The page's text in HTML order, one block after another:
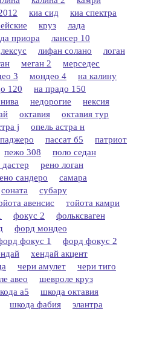
киа сид
киа спектра
круз
лада
приора
лансер 10
лексус лифан солано
логан
меган 2
мерседес
3 мондео 4
на калину
120
на прадо 150
недорогие
нексия
октавия
октавия тур
j
опель астра н
паджеро пассат б5
патриот
пежо 308
поло седан
рено логан
сандеро
самара
соната
субару
авенсис
тойота камри
фокус 2
фольксваген
форд мондео
фокус 1
форд фокус 2
хендай акцент
чери амулет
чери тиго
авео
шевроле круз
а5
шкода октавия
шкода фабия
элантра